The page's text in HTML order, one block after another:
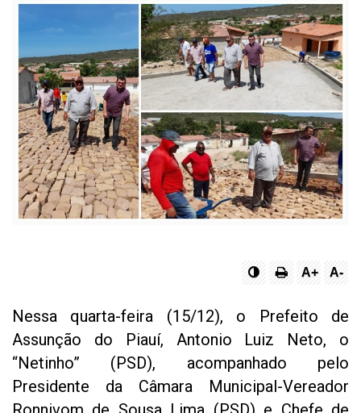
A+ A-
Nessa quarta-feira (15/12), o Prefeito de
Assunção do Piauí, Antonio Luiz Neto, o
“Netinho” (PSD), acompanhado pelo
Presidente da Câmara Municipal-Vereador